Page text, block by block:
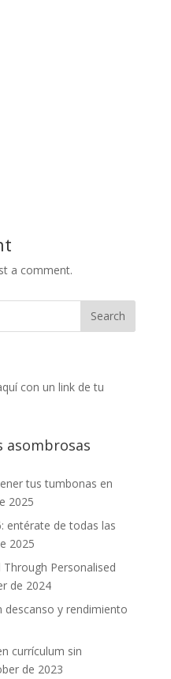
a comment.
con un link de tu
asombrosas
tus tumbonas en
2025
entérate de todas las
2025
Personalised
de 2024
descanso y rendimiento
currículum sin
de 2023